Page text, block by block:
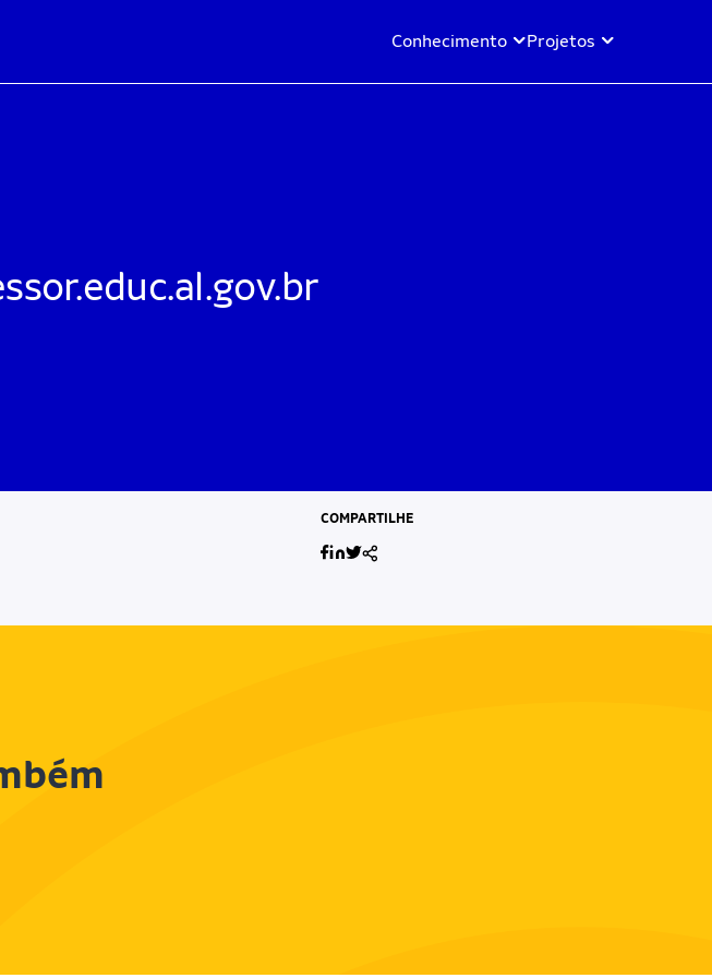
Conhecimento Projetos
COMPARTILHE